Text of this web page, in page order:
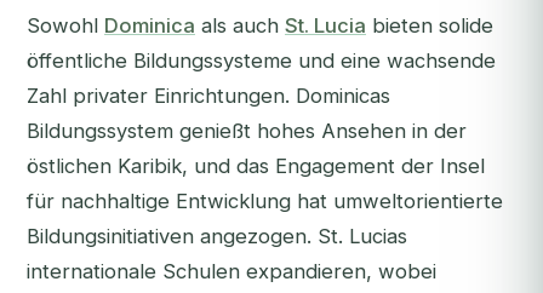
Sowohl Dominica als auch St. Lucia bieten solide
öffentliche Bildungssysteme und eine wachsende
Zahl privater Einrichtungen. Dominicas
Bildungssystem genießt hohes Ansehen in der
östlichen Karibik, und das Engagement der Insel
für nachhaltige Entwicklung hat umweltorientierte
Bildungsinitiativen angezogen. St. Lucias
internationale Schulen expandieren, wobei